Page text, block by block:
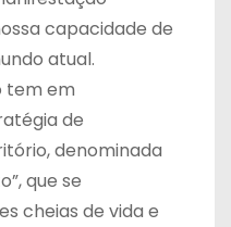
capacidade de
atual.
tem em
de
denominada
que se
cheias de vida e